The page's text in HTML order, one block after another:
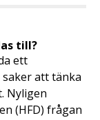
till?
ett
att tänka
Nyligen
(HFD) frågan